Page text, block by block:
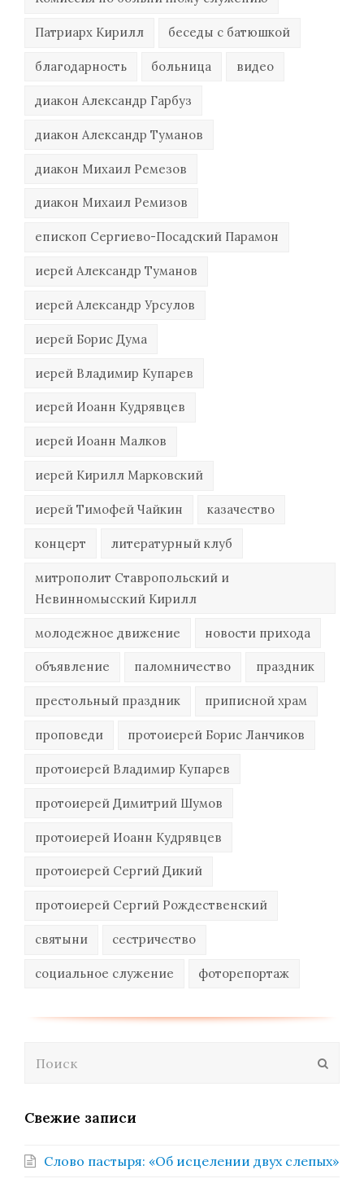
Патриарх Кирилл беседы с батюшкой
благодарность больница видео
диакон Александр Гарбуз
диакон Александр Туманов
диакон Михаил Ремезов
диакон Михаил Ремизов
епископ Сергиево-Посадский Парамон
иерей Александр Туманов
иерей Александр Урсулов
иерей Борис Дума
иерей Владимир Купарев
иерей Иоанн Кудрявцев
иерей Иоанн Малков
иерей Кирилл Марковский
иерей Тимофей Чайкин казачество
концерт литературный клуб
митрополит Ставропольский и
Невинномысский Кирилл
молодежное движение новости прихода
объявление паломничество праздник
престольный праздник приписной храм
проповеди протоиерей Борис Ланчиков
протоиерей Владимир Купарев
протоиерей Димитрий Шумов
протоиерей Иоанн Кудрявцев
протоиерей Сергий Дикий
протоиерей Сергий Рождественский
святыни сестричество
социальное служение фоторепортаж
Свежие записи
Слово пастыря: «Об исцелении двух слепых»